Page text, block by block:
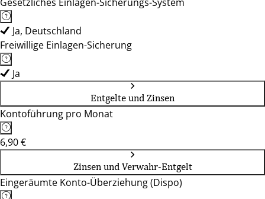
Ja, Deutschland
Freiwillige Einlagen-Sicherung
Ja
Entgelte und Zinsen
Kontoführung pro Monat
6,90 €
Zinsen und Verwahr-Entgelt
Eingeräumte Konto-Überziehung (Dispo)